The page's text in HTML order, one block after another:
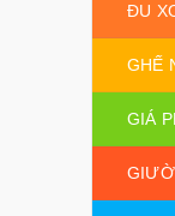
ĐU
GHẾ
GIÁ